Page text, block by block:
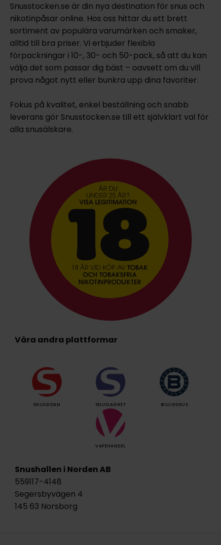
Snusstocken.se är din nya destination för snus och
nikotinpåsar online. Hos oss hittar du ett brett
sortiment av populära varumärken och smaker,
alltid till bra priser. Vi erbjuder flexibla
förpackningar i 10-, 30- och 50-pack, så att du kan
välja det som passar dig bäst – oavsett om du vill
prova något nytt eller bunkra upp dina favoriter.
Fokus på kvalitet, enkel beställning och snabb
leverans gör Snusstocken.se till ett självklart val för
alla snusälskare.
Våra andra plattformar
SNUSSIDAN SNUSLAGRET BILLIGSNUS
VAPEHANDEL
Snushallen i Norden AB
559117-4148
Segersbyvägen 4
145 63 Norsborg